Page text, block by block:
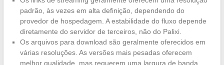
padrão, às vezes em alta definição, dependendo do
provedor de hospedagem. A estabilidade do fluxo depende
diretamente do servidor de terceiros, não do Palixi.
Os arquivos para download são geralmente oferecidos em
várias resoluções. As versões mais pesadas oferecem
melhor qualidade, mas requerem uma largura de banda